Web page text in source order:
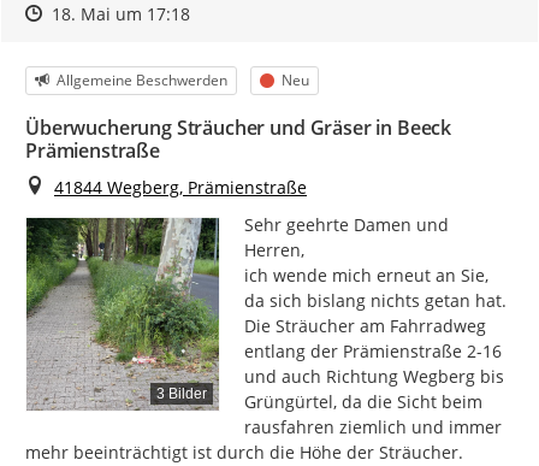
Zeitpunkt des Erstellens
Zeitpunkt des Erstellens
18. Mai um 17:18Zur Äußerung
Kategorie
Allgemeine Beschwerden Status
Neu
Überwucherung Sträucher und Gräser in Beeck
Prämienstraße
Ort
41844 Wegberg, Prämienstraße
3 Bilder
Sehr geehrte Damen und
Herren,
ich wende mich erneut an Sie,
da sich bislang nichts getan hat.
Die Sträucher am Fahrradweg
entlang der Prämienstraße 2-16
und auch Richtung Wegberg bis
Grüngürtel, da die Sicht beim
rausfahren ziemlich und immer
mehr beeinträchtigt ist durch die Höhe der Sträucher.